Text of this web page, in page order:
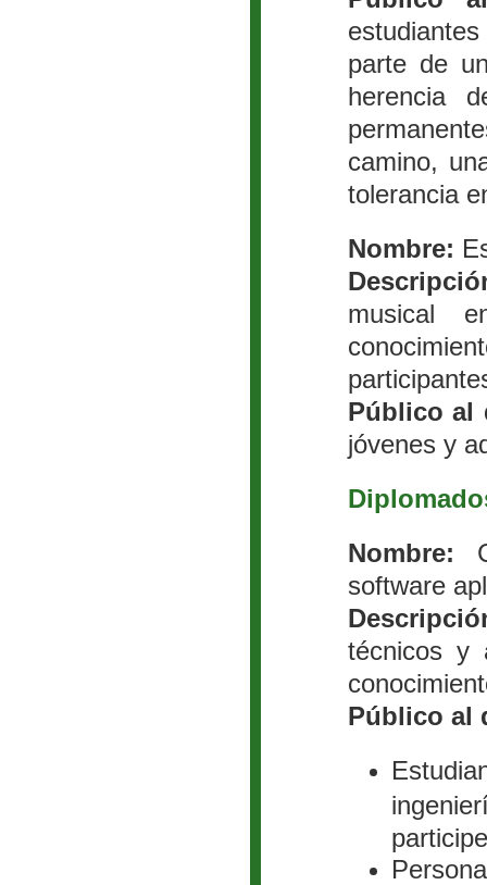
parte de
herencia
camino,
tolerancia
Nombre:
musical
Público al
jóvenes y
Nombre:
software
técnicos y
Público al